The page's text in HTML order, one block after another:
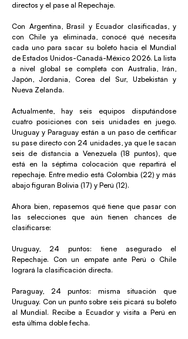
directos y el pase al Repechaje.
Con Argentina, Brasil y Ecuador clasificadas, y
con Chile ya eliminada, conocé qué necesita
cada uno para sacar su boleto hacia el Mundial
de Estados Unidos-Canadá-México 2026. La lista
a nivel global se completa con Australia, Irán,
Japón, Jordania, Corea del Sur, Uzbekistán y
Nueva Zelanda.
Actualmente, hay seis equipos disputándose
cuatro posiciones con seis unidades en juego.
Uruguay y Paraguay están a un paso de certificar
su pase directo con 24 unidades, ya que le sacan
seis de distancia a Venezuela (18 puntos), que
está en la séptima colocación que repartirá el
repechaje. Entre medio está Colombia (22) y más
abajo figuran Bolivia (17) y Perú (12).
Ahora bien, repasemos qué tiene que pasar con
las selecciones que aún tienen chances de
clasificarse:
Uruguay, 24 puntos: tiene asegurado el
Repechaje. Con un empate ante Perú o Chile
logrará la clasificación directa.
Paraguay, 24 puntos: misma situación que
Uruguay. Con un punto sobre seis picará su boleto
al Mundial. Recibe a Ecuador y visita a Perú en
esta última doble fecha.